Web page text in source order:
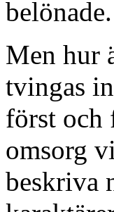
belönade.
Men hur
tvingas
först och
omsorg
beskriva